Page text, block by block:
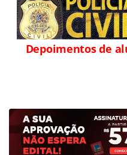
Depoimentos de